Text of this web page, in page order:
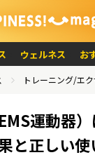
ウェルネス お
トレーニング/エ
運動器
と正しい